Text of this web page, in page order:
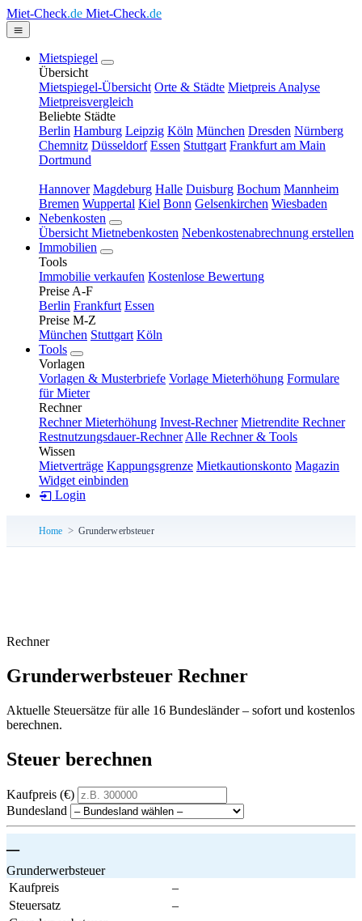
Miet-Check.de Miet-Check.de
Mietspiegel
Übersicht
Mietspiegel-Übersicht Orte & Städte Mietpreis Analyse
Mietpreisvergleich
Beliebte Städte
Berlin Hamburg Leipzig Köln München Dresden Nürnberg
Chemnitz Düsseldorf Essen Stuttgart Frankfurt am Main
Dortmund
Hannover Magdeburg Halle Duisburg Bochum Mannheim
Bremen Wuppertal Kiel Bonn Gelsenkirchen Wiesbaden
Nebenkosten
Übersicht Mietnebenkosten Nebenkostenabrechnung erstellen
Immobilien
Tools
Immobilie verkaufen Kostenlose Bewertung
Preise A-F
Berlin Frankfurt Essen
Preise M-Z
München Stuttgart Köln
Tools
Vorlagen
Vorlagen & Musterbriefe Vorlage Mieterhöhung Formulare
für Mieter
Rechner
Rechner Mieterhöhung Invest-Rechner Mietrendite Rechner
Restnutzungsdauer-Rechner Alle Rechner & Tools
Wissen
Mietverträge Kappungsgrenze Mietkautionskonto Magazin
Widget einbinden
Login
Home Grunderwerbsteuer
Rechner
Grunderwerbsteuer Rechner
Aktuelle Steuersätze für alle 16 Bundesländer – sofort und kostenlos
berechnen.
Steuer berechnen
Kaufpreis (€)
Bundesland
–
Grunderwerbsteuer
Kaufpreis
–
Steuersatz
–